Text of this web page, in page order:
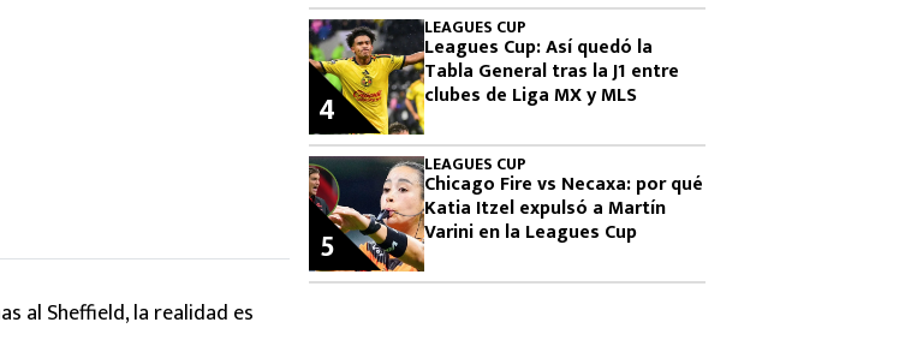
al Sheffield, la realidad es
LEAGUES CUP
Leagues Cup: Así quedó la
Tabla General tras la J1 entre
clubes de Liga MX y MLS
4
LEAGUES CUP
Chicago Fire vs Necaxa: por qué
Katia Itzel expulsó a Martín
Varini en la Leagues Cup
5